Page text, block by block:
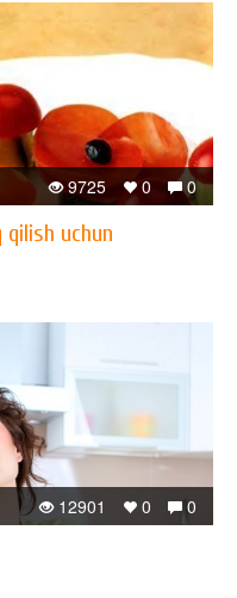
0
0
9725
uchun
0
0
12901